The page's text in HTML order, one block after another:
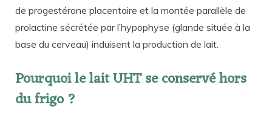
de progestérone placentaire et la montée parallèle de
prolactine sécrétée par l’hypophyse (glande située à la
base du cerveau) induisent la production de lait.
Pourquoi le lait UHT se conservé hors
du frigo ?